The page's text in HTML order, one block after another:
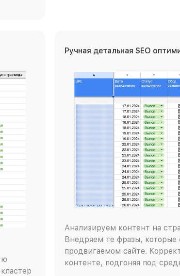
Ручная детальная SEO
Анализируем контент на
Внедряем те фразы, которые
продвигаемом сайте.
контенте, подгоняя под